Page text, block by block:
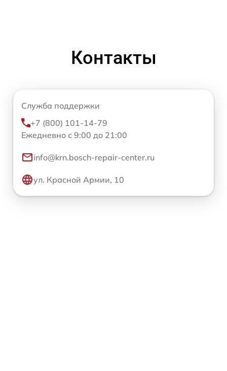
Контакты
Служба поддержки
+7 (800) 101-14-79
Ежедневно с 9:00 до 21:00
info@krn.bosch-repair-center.ru
ул. Красной Армии, 10